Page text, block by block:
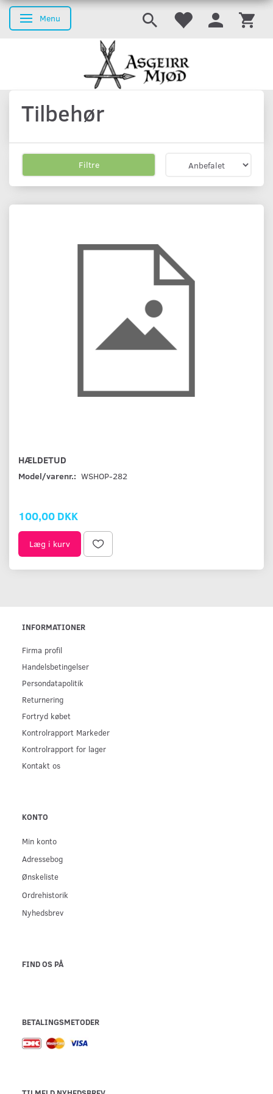
Skifte navigation
Menu
Tilbehør
Filtre
HÆLDETUD
Model/varenr.: WSHOP-282
100,00 DKK
Læg i kurv
INFORMATIONER
Firma profil
Handelsbetingelser
Persondatapolitik
Returnering
Fortryd købet
Kontrolrapport Markeder
Kontrolrapport for lager
Kontakt os
KONTO
Min konto
Adressebog
Ønskeliste
Ordrehistorik
Nyhedsbrev
FIND OS PÅ
BETALINGSMETODER